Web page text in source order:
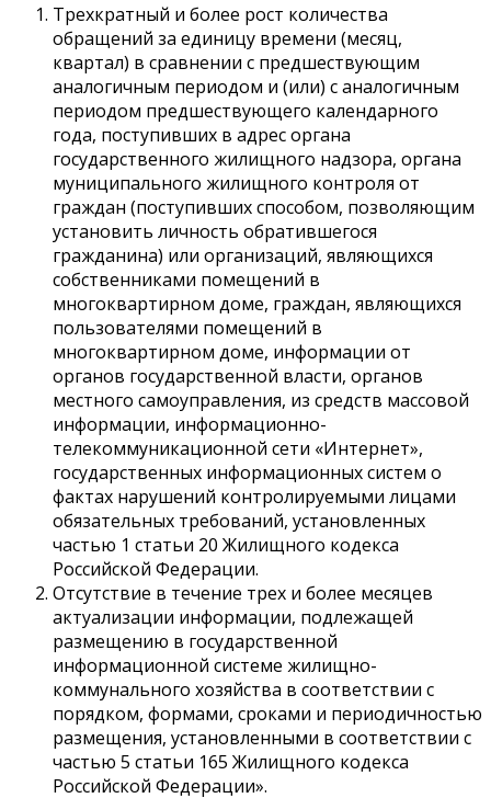
Трехкратный и более рост количества
обращений за единицу времени (месяц,
квартал) в сравнении с предшествующим
аналогичным периодом и (или) с аналогичным
периодом предшествующего календарного
года, поступивших в адрес органа
государственного жилищного надзора, органа
муниципального жилищного контроля от
граждан (поступивших способом, позволяющим
установить личность обратившегося
гражданина) или организаций, являющихся
собственниками помещений в
многоквартирном доме, граждан, являющихся
пользователями помещений в
многоквартирном доме, информации от
органов государственной власти, органов
местного самоуправления, из средств массовой
информации, информационно-
телекоммуникационной сети «Интернет»,
государственных информационных систем о
фактах нарушений контролируемыми лицами
обязательных требований, установленных
частью 1 статьи 20 Жилищного кодекса
Российской Федерации.
Отсутствие в течение трех и более месяцев
актуализации информации, подлежащей
размещению в государственной
информационной системе жилищно-
коммунального хозяйства в соответствии с
порядком, формами, сроками и периодичностью
размещения, установленными в соответствии с
частью 5 статьи 165 Жилищного кодекса
Российской Федерации».